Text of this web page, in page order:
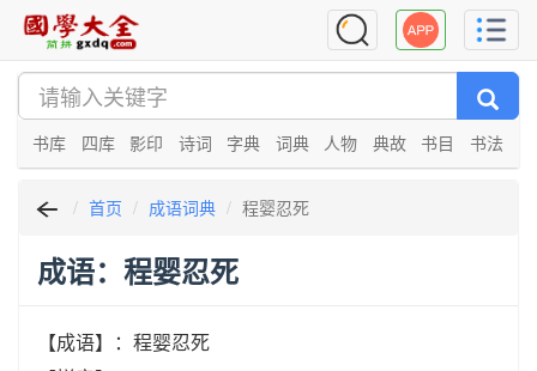
书库 四库 影印 诗词 字典 词典 人物 典故 书目 书法
首页 成语词典 程婴忍死
成语：程婴忍死
【成语】：程婴忍死